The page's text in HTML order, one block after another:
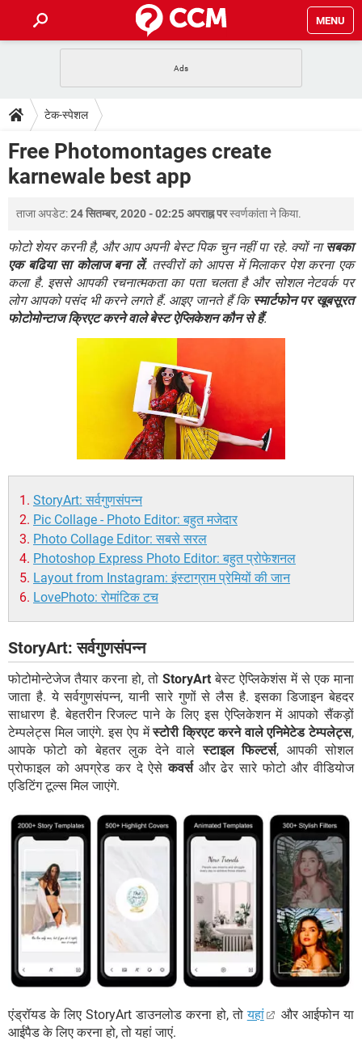
MENU
फोन पर अकाउंट बैलेंस चेक
WhatsApp Hack हो गया? Lucky Patcher यूज करें
टेक-स्पेशल
2020 के फ्री एंटीवायरस
बेस्ट फ्री ऑनलाइन गेम्स
डाउनलोड
Vidmate
FORUM
TikTok Account Freeze हो गया JioPhone में TikTok डाउनलोड
SBI बैंक अकाउंट नंबर पता करें
केबल और कनेक्टर्स कंप्यूटर बस
सीरियल और पैरलल पोर्ट
टेक-स्पेशल
Free Photomontages create
karnewale best app
ताजा अपडेट:24 सितम्बर, 2020 - 02:25 अपराह्न परस्वर्णकांताने किया.
फोटो शेयर करनी है, और आप अपनी बेस्ट पिक चुन नहीं पा रहे. क्यों ना सबका
एक बढिया सा कोलाज बना लें. तस्वीरों को आपस में मिलाकर पेश करना एक
कला है. इससे आपकी रचनात्मकता का पता चलता है और सोशल नेटवर्क पर
लोग आपको पसंद भी करने लगते हैं. आइए जानते हैं कि स्मार्टफोन पर खूबसूरत
फोटोमोन्टाज क्रिएट करने वाले बेस्ट ऐप्लिकेशन कौन से हैं.
StoryArt: सर्वगुणसंपन्न
Pic Collage - Photo Editor: बहुत मजेदार
Photo Collage Editor: सबसे सरल
Photoshop Express Photo Editor: बहुत प्रोफेशनल
Layout from Instagram: इंस्टाग्राम प्रेमियों की जान
LovePhoto: रोमांटिक टच
StoryArt: सर्वगुणसंपन्न
फोटोमोन्टेजेज तैयार करना हो, तो StoryArt बेस्ट ऐप्लिकेशंस में से एक माना
जाता है. ये सर्वगुणसंपन्न, यानी सारे गुणों से लैस है. इसका डिजाइन बेहदर
साधारण है. बेहतरीन रिजल्ट पाने के लिए इस ऐप्लिकेशन में आपको सैंकड़ों
टेम्पलेट्स मिल जाएंगे. इस ऐप मेंस्टोरी क्रिएट करने वाले एनिमेटेड टेम्पलेट्स,
आपके फोटो को बेहतर लुक देने वालेस्टाइल फिल्टर्स, आपकी सोशल
प्रोफाइल को अपग्रेड कर दे ऐसेकवर्सऔर ढेर सारे फोटो और वीडियोज
एडिटिंग टूल्स मिल जाएंगे.
एंड्रॉयड के लिए StoryArt डाउनलोड करना हो, तोयहां
और आईफोन या
आईपैड के लिए करना हो, तो यहां जाएं.